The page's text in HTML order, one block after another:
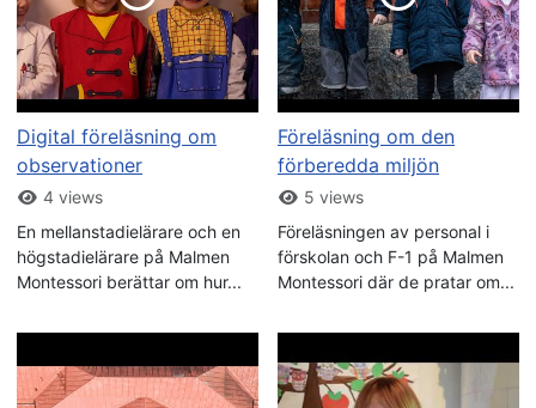
Digital föreläsning om
observationer
4 views
En mellanstadielärare och en
högstadielärare på Malmen
Montessori berättar om hur...
Föreläsning om den
förberedda miljön
5 views
Föreläsningen av personal i
förskolan och F-1 på Malmen
Montessori där de pratar om...